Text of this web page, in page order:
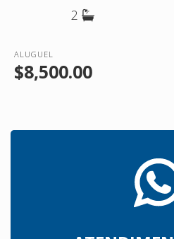
2
ALUGUEL
$8,500.00